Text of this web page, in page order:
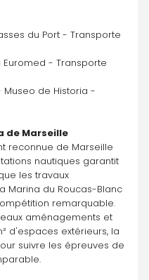
du Port - Transporte
Euromed - Transporte
Museo de Historia -
de Marseille
reconnue de Marseille
nautiques garantit
les travaux
Marina du Roucas-Blanc
remarquable.
aménagements et
d'espaces extérieurs, la
suivre les épreuves de